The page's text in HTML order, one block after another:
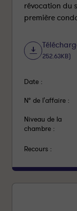
révocation du
première
252.63KB)
Date :
N° de l'affaire :
Niveau de la
chambre :
Recours :